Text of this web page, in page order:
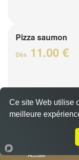
Pizza saumon
Dès 11.00 €
Accueil
Ce site Web utilise
meilleure